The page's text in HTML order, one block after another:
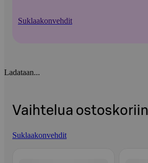
Suklaakonvehdit
Ladataan...
Vaihtelua ostoskoriin
Suklaakonvehdit